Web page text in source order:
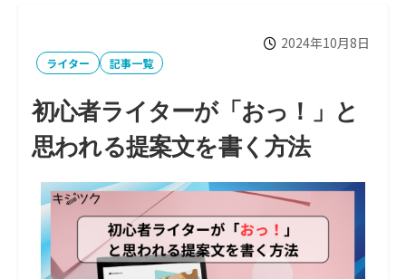
テ
ゴ
ー
ライター 記事一覧
2024年10月8日
初心者ライターが「おっ！」と
思われる提案文を書く方法